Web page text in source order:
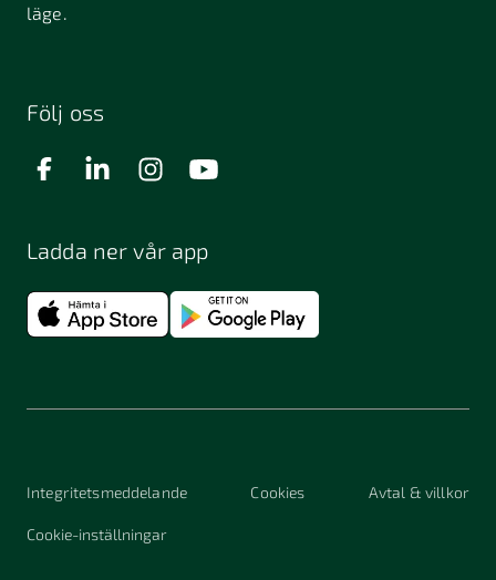
läge.
Följ oss
Ladda ner vår app
Integritetsmeddelande Cookies Avtal & villkor
Cookie-inställningar